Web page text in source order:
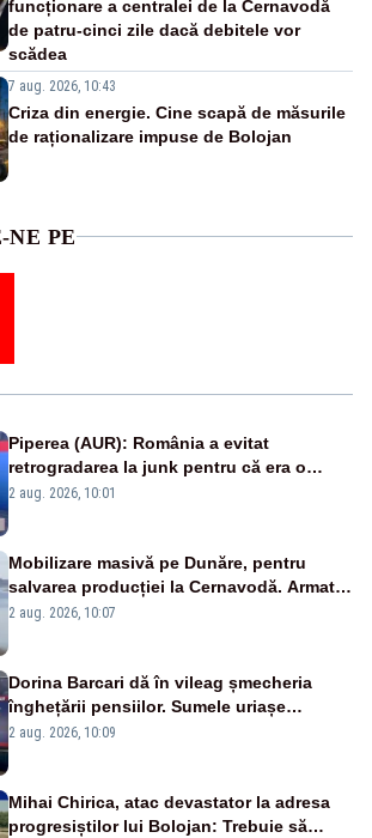
funcționare a centralei de la Cernavodă
de patru-cinci zile dacă debitele vor
scădea
7 aug. 2026, 10:43
Criza din energie. Cine scapă de măsurile
de raționalizare impuse de Bolojan
NE PE
Piperea (AUR): România a evitat
retrogradarea la junk pentru că era o
catastrofă pentru bănci și fondurile de
2 aug. 2026, 10:01
Mobilizare masivă pe Dunăre, pentru
salvarea producției la Cernavodă. Armata
va detona o stâncă și va devia apa
2 aug. 2026, 10:07
Dorina Barcari dă în vileag șmecheria
înghețării pensiilor. Sumele uriașe
pierdute de fiecare român
2 aug. 2026, 10:09
Mihai Chirica, atac devastator la adresa
progresiștilor lui Bolojan: Trebuie să